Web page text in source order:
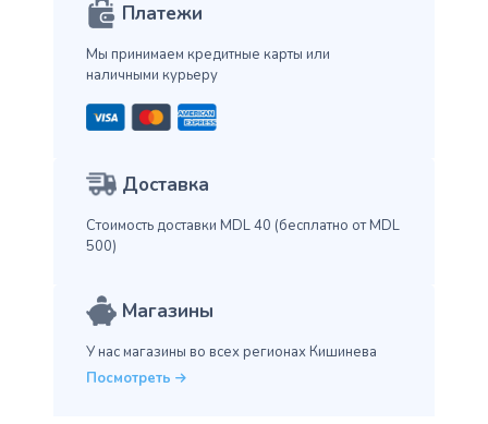
Платежи
Мы принимаем кредитные карты или
наличными курьеру
Доставка
Стоимость доставки MDL 40 (бесплатно от MDL
500)
Магазины
У нас магазины во всех регионах Кишинева
Посмотреть